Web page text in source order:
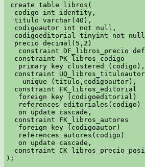
create table libros(
  codigo int identity,
  titulo varchar(40),
  codigoautor int not null,
codigoeditorial tinyint not
  precio decimal(5,2)
constraint DF_libros_precio
  constraint PK_libros_codigo
   primary key clustered (codigo),
  constraint UQ_libros_tituloautor
    unique (titulo,codigoautor),
  constraint FK_libros_editorial
   foreign key (codigoeditorial)
   references editoriales(codigo)
   on update cascade,
  constraint FK_libros_autores
   foreign key (codigoautor)
   references autores(codigo)
   on update cascade,
constraint